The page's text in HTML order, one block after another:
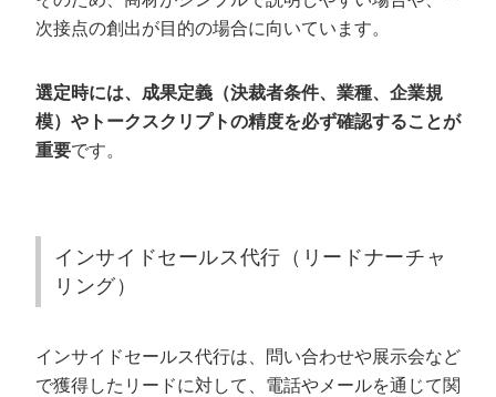
の事例
営業代行をカリトルくんに切り替えてすぐ“商談7件・受
注1件”を実現した不動産会社の事例
営業代行が「やめとけ」と言われる理由は？
営業代行を個人事業主やフリーランスに依頼するメリ
営業代行の相場はいくらですか？
どれくらいの期間で成果が見込める？
次接点の創出が目的の場合に向いています。
選定時には、成果定義（決裁者条件、業種、企業規
模）やトークスクリプトの精度を必ず確認することが
重要です。
インサイドセールス代行（リードナーチャ
リング）
インサイドセールス代行は、問い合わせや展示会など
で獲得したリードに対して、電話やメールを通じて関